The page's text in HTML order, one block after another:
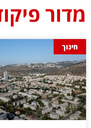
מדור
חינוך